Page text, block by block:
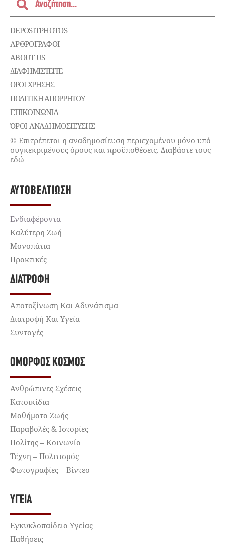
DEPOSITPHOTOS
ΑΡΘΡΟΓΡΑΦΟΙ
ABOUT US
ΔΙΑΦΗΜΙΣΤΕΊΤΕ
ΌΡΟΙ ΧΡΉΣΗΣ
ΠΟΛΙΤΙΚΉ ΑΠΟΡΡΉΤΟΥ
ΕΠΙΚΟΙΝΩΝΊΑ
ΌΡΟΙ ΑΝΑΔΗΜΟΣΙΕΥΣΗΣ
© Επιτρέπεται η αναδημοσίευση περιεχομένου μόνο υπό
συγκεκριμένους όρους και προϋποθέσεις. Διαβάστε τους
εδώ
ΑΥΤΟΒΕΛΤΊΩΣΗ
Ενδιαφέροντα
Καλύτερη Ζωή
Μονοπάτια
Πρακτικές
ΔΙΑΤΡΟΦΉ
Αποτοξίνωση Και Αδυνάτισμα
Διατροφή Και Υγεία
Συνταγές
ΌΜΟΡΦΟΣ ΚΌΣΜΟΣ
Ανθρώπινες Σχέσεις
Κατοικίδια
Μαθήματα Ζωής
Παραβολές & Ιστορίες
Πολίτης – Κοινωνία
Τέχνη – Πολιτισμός
Φωτογραφίες – Βίντεο
ΥΓΕΊΑ
Εγκυκλοπαίδεια Υγείας
Παθήσεις